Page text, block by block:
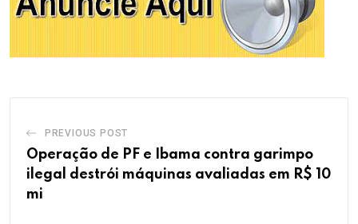
PREVIOUS POST
Operação de PF e Ibama contra garimpo
ilegal destrói máquinas avaliadas em R$ 10
mi